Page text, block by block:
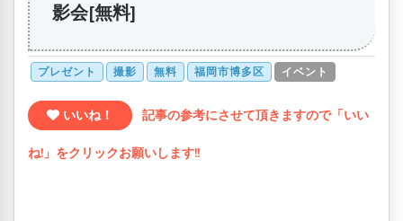
影会[無料]
プレゼント 撮影 無料 福岡市博多区 イベント
いいね！ 記事の参考にさせて頂きますので「いい
ね!」をクリックお願いします!!